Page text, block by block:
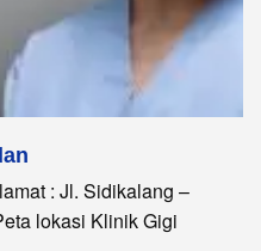
: Jl. Sidikalang –
lokasi Klinik Gigi